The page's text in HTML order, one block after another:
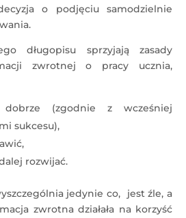
o podjęciu samodzielnie
długopisu sprzyjają zasady
zwrotnej o pracy ucznia,
(zgodnie z wcześniej
sukcesu),
rozwijać.
jedynie co, jest źle, a
zwrotna działała na korzyść